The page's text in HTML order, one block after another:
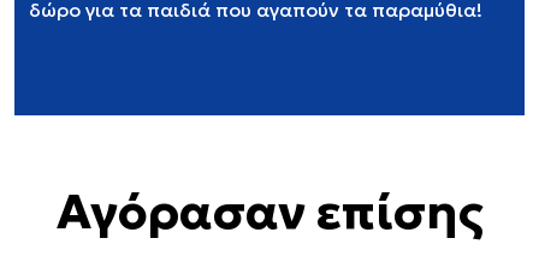
δώρο για τα παιδιά που αγαπούν τα παραμύθια!
Αγόρασαν επίσης